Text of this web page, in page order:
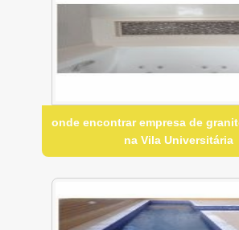
onde encontrar empresa de
na Vila Universitária